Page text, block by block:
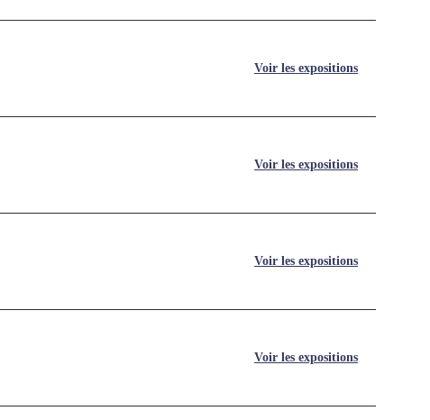
Voir les expositions
Voir les expositions
Voir les expositions
Voir les expositions